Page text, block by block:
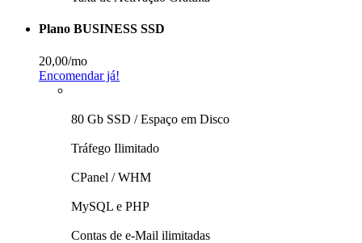
Plano BUSINESS SSD
20,00/mo
Encomendar já!
80 Gb SSD / Espaço em Disco
Tráfego Ilimitado
CPanel / WHM
MySQL e PHP
Contas de e-Mail ilimitadas